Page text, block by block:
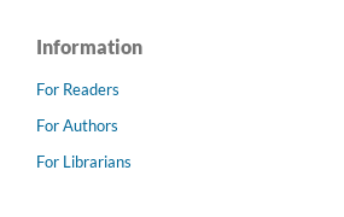
Information
For Readers
For Authors
For Librarians